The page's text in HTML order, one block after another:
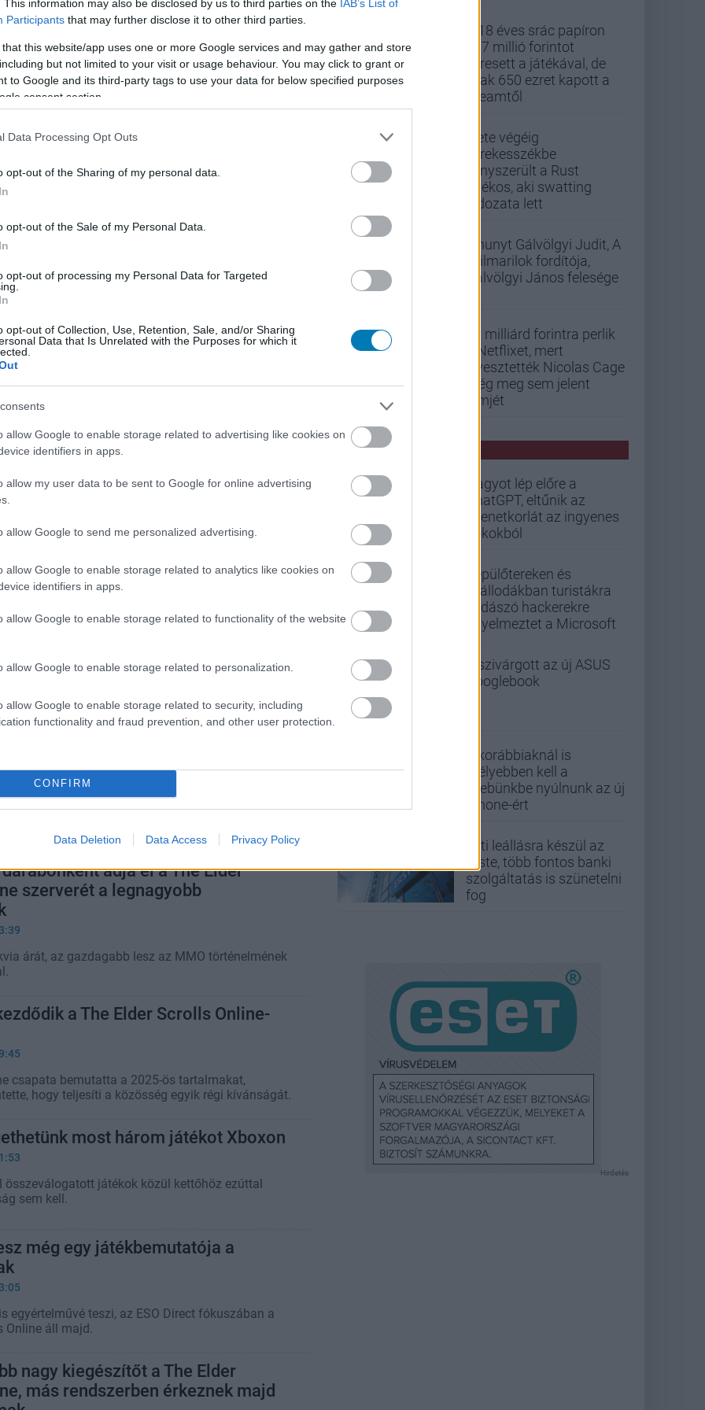
This information may also be disclosed by us to third parties on the IAB’s List of
Participants that may further disclose it to other third parties.
that this website/app uses one or more Google services and may gather and store
but not limited to your visit or usage behaviour. You may click to grant or
to Google and its third-party tags to use your data for below specified purposes
consent section.
Data Processing Opt Outs
opt-out of the Sharing of my personal data.
opt-out of the Sale of my Personal Data.
opt-out of processing my Personal Data for Targeted
opt-out of Collection, Use, Retention, Sale, and/or Sharing
Data that Is Unrelated with the Purposes for which it
allow Google to enable storage related to advertising like cookies on
identifiers in apps.
allow my user data to be sent to Google for online advertising
allow Google to send me personalized advertising.
allow Google to enable storage related to analytics like cookies on
identifiers in apps.
allow Google to enable storage related to functionality of the website
allow Google to enable storage related to personalization.
allow Google to enable storage related to security, including
functionality and fraud prevention, and other user protection.
CONFIRM
Data Deletion Data Access Privacy Policy
Online sorban kapja az új
sokan közben azt se tudják, hogy
már
a Bethesda MMORPG-je, de létezésének ténye
a rajongók füle mellett.
a hétvégén is különböző műfajokból dobált
t
most érdemes lehet futni vele egy kört.
kell félni az Elder Scrolls Online
hogy nem tervezik bezárni a játékot, de a
figyelembe nehéz optimistának lenni.
ezért otthagyja a videójáték-ipart
rákbetegséggel küzd.
új játékát, mégis elkaszálták
úgy kellett Matt Bootynak kivennie az Xbox-
sci-fi lövölde.
ban
végre implementálja ezt a régóta vágyott
adja el a The Elder
szerverét a legnagyobb
árát, az gazdagabb lesz az MMO történelmének
a The Elder Scrolls Online-
csapata bemutatta a 2025-ös tartalmakat,
hogy teljesíti a közösség egyik régi kívánságát.
most három játékot Xboxon
összeválogatott játékok közül kettőhöz ezúttal
sem kell.
még egy játékbemutatója a
egyértelművé teszi, az ESO Direct fókuszában a
Online áll majd.
nagy kiegészítőt a The Elder
más rendszerben érkeznek majd
A 18 éves srác papíron
437 millió forintot
keresett a játékával, de
csak 650 ezret kapott a
Steamtől
Élete végéig
kerekesszékbe
kényszerült a Rust
játékos, aki swatting
áldozata lett
Elhunyt Gálvölgyi Judit, A
szilmarilok fordítója,
Gálvölgyi János felesége
33 milliárd forintra perlik
a Netflixet, mert
elvesztették Nicolas Cage
még meg sem jelent
filmjét
PCW HÍREK
Nagyot lép előre a
ChatGPT, eltűnik az
üzenetkorlát az ingyenes
fiókokból
Repülőtereken és
szállodákban turistákra
vadászó hackerekre
figyelmeztet a Microsoft
Kiszivárgott az új ASUS
Googlebook
A korábbiaknál is
mélyebben kell a
zsebünkbe nyúlnunk az új
iPhone-ért
Esti leállásra készül az
Erste, több fontos banki
szolgáltatás is szünetelni
fog
Hirdetés